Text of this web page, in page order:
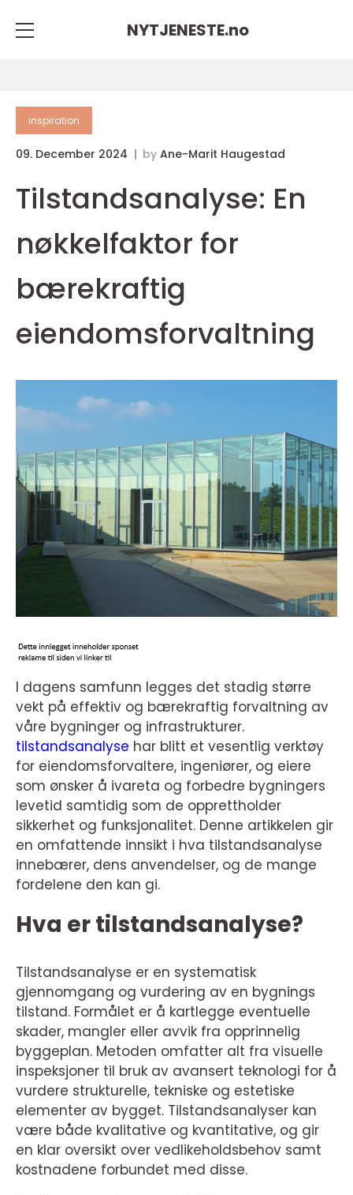
NYTJENESTE.no
inspiration
09. December 2024 by Ane-Marit Haugestad
Tilstandsanalyse: En
nøkkelfaktor for
bærekraftig
eiendomsforvaltning
I dagens samfunn legges det stadig større
vekt på effektiv og bærekraftig forvaltning av
våre bygninger og infrastrukturer.
tilstandsanalyse har blitt et vesentlig verktøy
for eiendomsforvaltere, ingeniører, og eiere
som ønsker å ivareta og forbedre bygningers
levetid samtidig som de opprettholder
sikkerhet og funksjonalitet. Denne artikkelen gir
en omfattende innsikt i hva tilstandsanalyse
innebærer, dens anvendelser, og de mange
fordelene den kan gi.
Hva er tilstandsanalyse?
Tilstandsanalyse er en systematisk
gjennomgang og vurdering av en bygnings
tilstand. Formålet er å kartlegge eventuelle
skader, mangler eller avvik fra opprinnelig
byggeplan. Metoden omfatter alt fra visuelle
inspeksjoner til bruk av avansert teknologi for å
vurdere strukturelle, tekniske og estetiske
elementer av bygget. Tilstandsanalyser kan
være både kvalitative og kvantitative, og gir
en klar oversikt over vedlikeholdsbehov samt
kostnadene forbundet med disse.